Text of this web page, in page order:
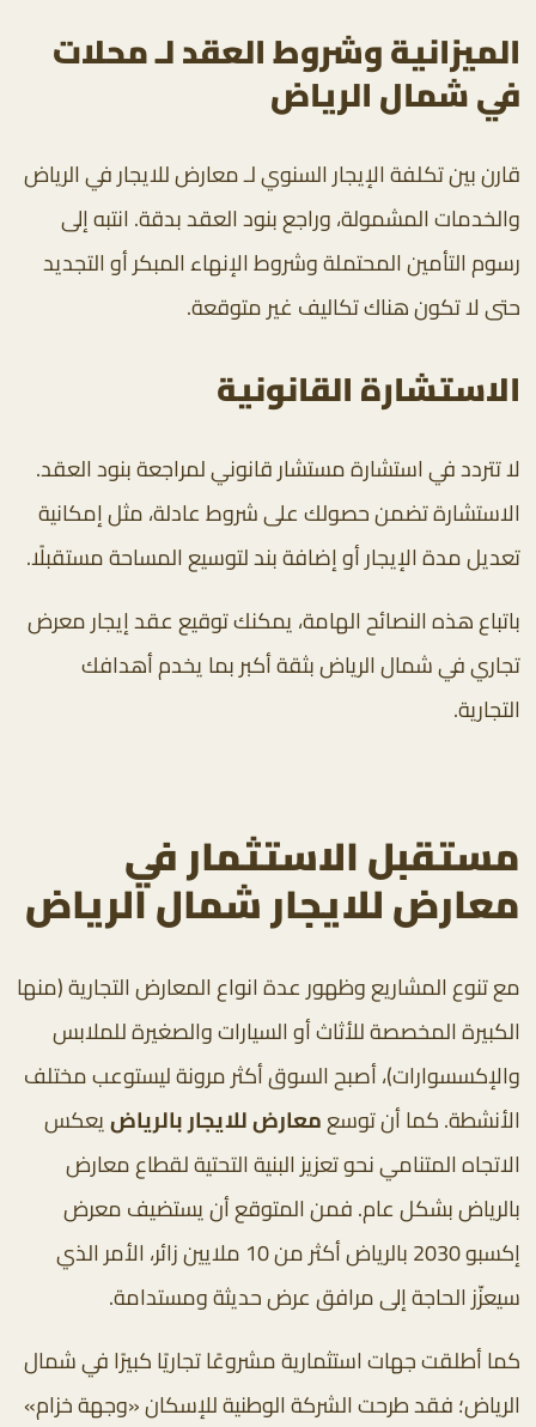
الميزانية وشروط العقد لـ محلات
في شمال الرياض
قارن بين تكلفة الإيجار السنوي لـ معارض للايجار في الرياض
والخدمات المشمولة، وراجع بنود العقد بدقة. انتبه إلى
رسوم التأمين المحتملة وشروط الإنهاء المبكر أو التجديد
حتى لا تكون هناك تكاليف غير متوقعة.
الاستشارة القانونية
لا تتردد في استشارة مستشار قانوني لمراجعة بنود العقد.
الاستشارة تضمن حصولك على شروط عادلة، مثل إمكانية
تعديل مدة الإيجار أو إضافة بند لتوسيع المساحة مستقبلًا.
باتباع هذه النصائح الهامة، يمكنك توقيع عقد إيجار معرض
تجاري في شمال الرياض بثقة أكبر بما يخدم أهدافك
التجارية.
مستقبل الاستثمار في
معارض للايجار شمال الرياض
مع تنوع المشاريع وظهور عدة انواع المعارض التجارية (منها
الكبيرة المخصصة للأثاث أو السيارات والصغيرة للملابس
والإكسسوارات)، أصبح السوق أكثر مرونة ليستوعب مختلف
الأنشطة. كما أن توسعمعارض للايجار بالرياضيعكس
الاتجاه المتنامي نحو تعزيز البنية التحتية لقطاع معارض
بالرياض بشكل عام. فمن المتوقع أن يستضيف معرض
إكسبو 2030 بالرياض أكثر من 10 ملايين زائر، الأمر الذي
سيعزّز الحاجة إلى مرافق عرض حديثة ومستدامة.
كما أطلقت جهات استثمارية مشروعًا تجاريًا كبيرًا في شمال
الرياض؛ فقد طرحت الشركة الوطنية للإسكان «وجهة خزام»